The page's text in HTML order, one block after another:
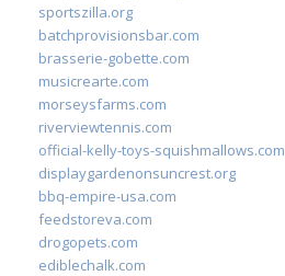
sportszilla.org
batchprovisionsbar.com
brasserie-gobette.com
musicrearte.com
morseysfarms.com
riverviewtennis.com
official-kelly-toys-squishmallows.com
displaygardenonsuncrest.org
bbq-empire-usa.com
feedstoreva.com
drogopets.com
ediblechalk.com